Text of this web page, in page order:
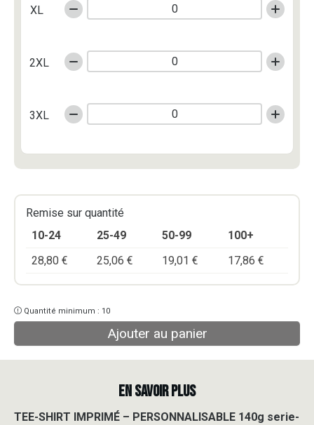
XL
2XL
3XL
Remise sur quantité
10-24
25-49 50-99
100+
28,80 € 25,06 € 19,01 € 17,86 €
Quantité minimum : 10
Ajouter au panier
EN SAVOIR PLUS
TEE-SHIRT IMPRIMÉ – PERSONNALISABLE 140g serie-